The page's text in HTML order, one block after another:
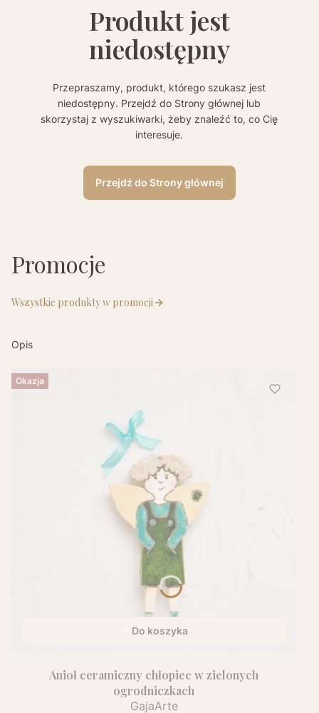
Produkt jest
niedostępny
Przepraszamy, produkt, którego szukasz jest
niedostępny. Przejdź do Strony głównej lub
skorzystaj z wyszukiwarki, żeby znaleźć to, co Cię
interesuje.
Przejdź do Strony głównej
Promocje
Wszystkie produkty w promocji
Opis
Okazja
Do koszyka
Anioł ceramiczny chłopiec w zielonych
ogrodniczkach
GajaArte